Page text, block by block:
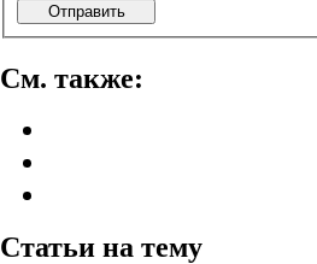
См. также:
Статьи на тему